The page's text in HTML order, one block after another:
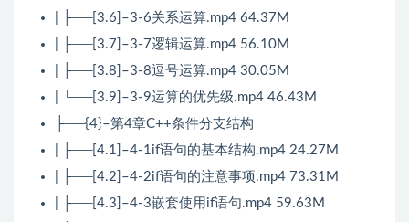
| ├──[3.6]–3-6关系运算.mp4 64.37M
| ├──[3.7]–3-7逻辑运算.mp4 56.10M
| ├──[3.8]–3-8逗号运算.mp4 30.05M
| └──[3.9]–3-9运算的优先级.mp4 46.43M
├──{4}–第4章C++条件分支结构
| ├──[4.1]–4-1if语句的基本结构.mp4 24.27M
| ├──[4.2]–4-2if语句的注意事项.mp4 73.31M
| ├──[4.3]–4-3嵌套使用if语句.mp4 59.63M